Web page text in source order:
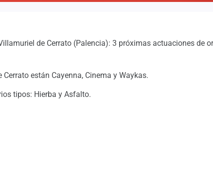
de Cerrato (Palencia): 3 próximas actuaciones de
están Cayenna, Cinema y Waykas.
tipos: Hierba y Asfalto.